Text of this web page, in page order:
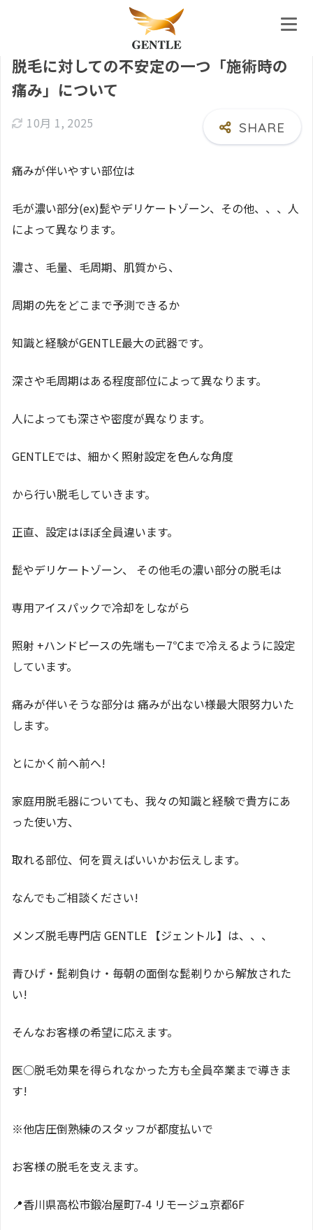
脱毛に対しての不安定の一つ「施術時の
痛み」について
10月 1, 2025
痛みが伴いやすい部位は
毛が濃い部分(ex)髭やデリケートゾーン、その他、、、人
によって異なります。
濃さ、毛量、毛周期、肌質から、
周期の先をどこまで予測できるか
知識と経験がGENTLE最大の武器です。
深さや毛周期はある程度部位によって異なります。
人によっても深さや密度が異なります。
GENTLEでは、細かく照射設定を色んな角度
から行い脱毛していきます。
正直、設定はほぼ全員違います。
髭やデリケートゾーン、 その他毛の濃い部分の脱毛は
専用アイスパックで冷却をしながら
照射 +ハンドピースの先端もー7℃まで冷えるように設定
しています。
痛みが伴いそうな部分は 痛みが出ない様最大限努力いた
します。
とにかく前へ前へ!
家庭用脱毛器についても、我々の知識と経験で貴方にあ
った使い方、
取れる部位、何を買えばいいかお伝えします。
なんでもご相談ください!
メンズ脱毛専門店 GENTLE 【ジェントル】は、、、
青ひげ・髭剃負け・毎朝の面倒な髭剃りから解放された
い!
そんなお客様の希望に応えます。
医○脱毛効果を得られなかった方も全員卒業まで導きま
す!
※他店圧倒熟練のスタッフが都度払いで
お客様の脱毛を支えます。
📍香川県高松市鍛冶屋町7-4 リモージュ京都6F